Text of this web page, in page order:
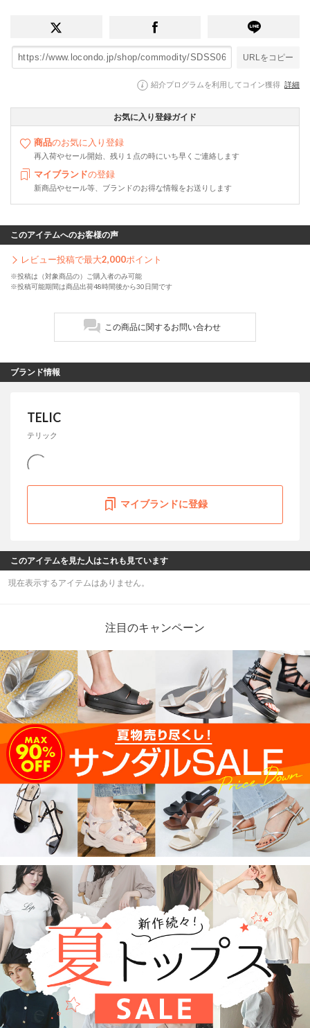
URLをコピー
紹介プログラムを利用してコイン獲得 詳細
お気に入り登録ガイド
商品のお気に入り登録
再入荷やセール開始、残り１点の時にいち早くご連絡します
マイブランドの登録
新商品やセール等、ブランドのお得な情報をお送りします
このアイテムへのお客様の声
レビュー投稿で最大2,000ポイント
※投稿は（対象商品の）ご購入者のみ可能
※投稿可能期間は商品出荷48時間後から30日間です
この商品に関するお問い合わせ
ブランド情報
TELIC
テリック
マイブランドに登録
このアイテムを見た人はこれも見ています
現在表示するアイテムはありません。
注目のキャンペーン